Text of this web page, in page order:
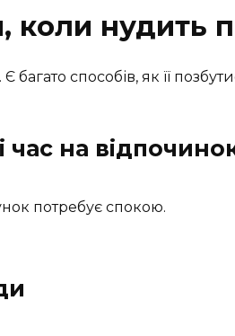
нудить
багато способів, як її
час на
потребує спокою.